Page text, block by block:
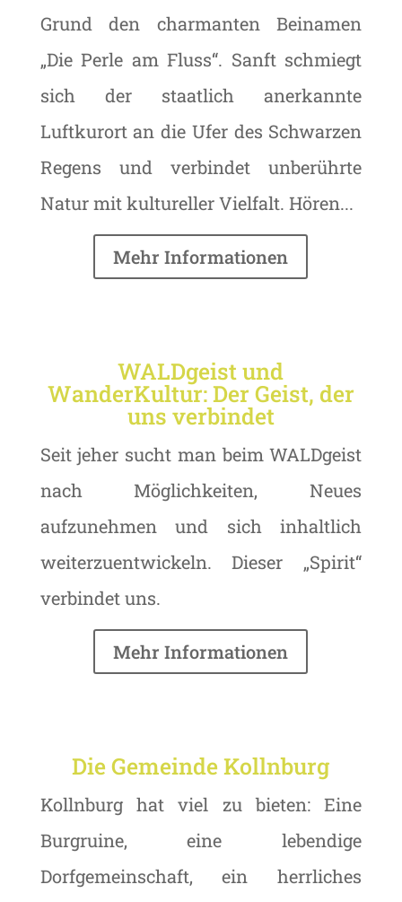
Grund den charmanten Beinamen
„Die Perle am Fluss“. Sanft schmiegt
sich der staatlich anerkannte
Luftkurort an die Ufer des Schwarzen
Regens und verbindet unberührte
Natur mit kultureller Vielfalt. Hören...
Mehr Informationen
WALDgeist und
WanderKultur: Der Geist, der
uns verbindet
Seit jeher sucht man beim WALDgeist
nach Möglichkeiten, Neues
aufzunehmen und sich inhaltlich
weiterzuentwickeln. Dieser „Spirit“
verbindet uns.
Mehr Informationen
Die Gemeinde Kollnburg
Kollnburg hat viel zu bieten: Eine
Burgruine, eine lebendige
Dorfgemeinschaft, ein herrliches